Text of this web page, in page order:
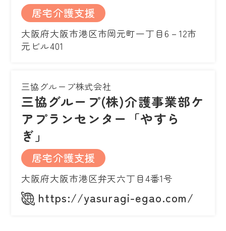
居宅介護支援
大阪府大阪市港区市岡元町一丁目6－12市
元ビル401
三協グループ株式会社
三協グループ(株)介護事業部ケ
アプランセンター「やすら
ぎ」
居宅介護支援
大阪府大阪市港区弁天六丁目4番1号
https://yasuragi-egao.com/